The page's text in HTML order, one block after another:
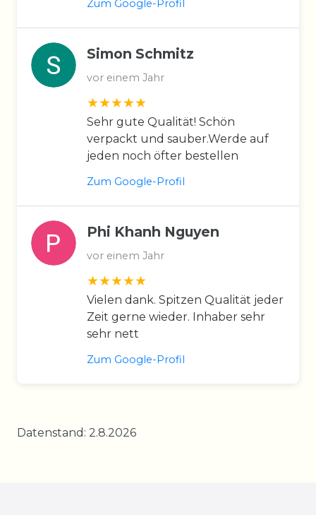
Zum Google-Profil
Simon Schmitz
vor einem Jahr
Sehr gute Qualität! Schön
verpackt und sauber.Werde auf
jeden noch öfter bestellen
Zum Google-Profil
Phi Khanh Nguyen
vor einem Jahr
Vielen dank. Spitzen Qualität jeder
Zeit gerne wieder. Inhaber sehr
sehr nett
Zum Google-Profil
Datenstand: 2.8.2026